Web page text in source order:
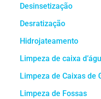
Desinsetização
Desratização
Hidrojateamento
Limpeza de caixa
Limpeza de Caixas de
Limpeza de Fossas